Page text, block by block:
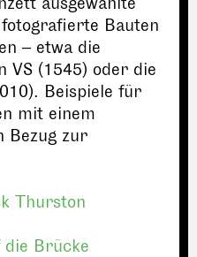
Bauten
– etwa die
VS (1545) oder die
Beispiele für
mit einem
Bezug zur
Thurston
die Brücke